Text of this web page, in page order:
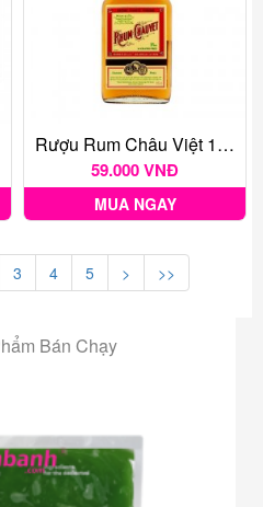
Rượu Rum Châu Việt 175 Ml
59.000 VNĐ
MUA NGAY
3 4 5 > >>
Bán Chạy